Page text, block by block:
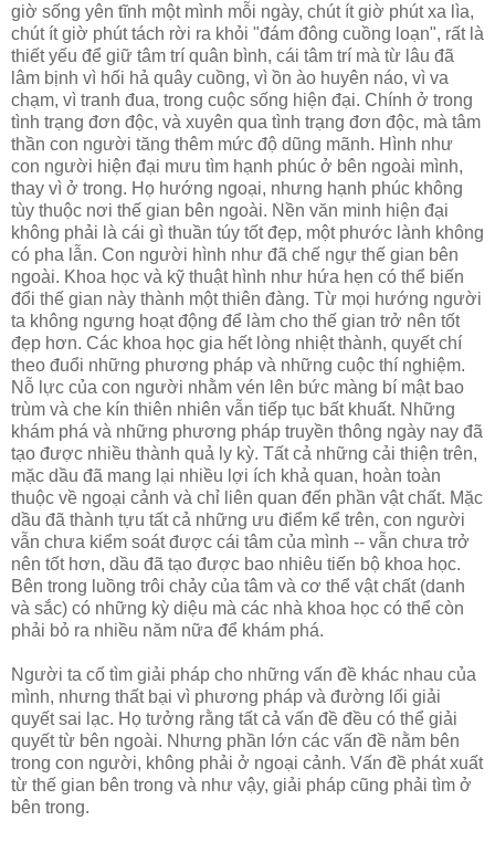
giờ sống yên tĩnh một mình mỗi ngày, chút ít giờ phút xa lìa,
chút ít giờ phút tách rời ra khỏi "đám đông cuồng loạn", rất là
thiết yếu để giữ tâm trí quân bình, cái tâm trí mà từ lâu đã
lâm bịnh vì hối hả quây cuồng, vì ồn ào huyên náo, vì va
chạm, vì tranh đua, trong cuộc sống hiện đại. Chính ở trong
tình trạng đơn độc, và xuyên qua tình trạng đơn độc, mà tâm
thần con người tăng thêm mức độ dũng mãnh. Hình như
con người hiện đại mưu tìm hạnh phúc ở bên ngoài mình,
thay vì ở trong. Họ hướng ngoại, nhưng hạnh phúc không
tùy thuộc nơi thế gian bên ngoài. Nền văn minh hiện đại
không phải là cái gì thuần túy tốt đẹp, một phước lành không
có pha lẫn. Con người hình như đã chế ngự thế gian bên
ngoài. Khoa học và kỹ thuật hình như hứa hẹn có thể biến
đổi thế gian này thành một thiên đàng. Từ mọi hướng người
ta không ngưng hoạt động để làm cho thế gian trở nên tốt
đẹp hơn. Các khoa học gia hết lòng nhiệt thành, quyết chí
theo đuổi những phương pháp và những cuộc thí nghiệm.
Nỗ lực của con người nhằm vén lên bức màng bí mật bao
trùm và che kín thiên nhiên vẫn tiếp tục bất khuất. Những
khám phá và những phương pháp truyền thông ngày nay đã
tạo được nhiều thành quả ly kỳ. Tất cả những cải thiện trên,
mặc dầu đã mang lại nhiều lợi ích khả quan, hoàn toàn
thuộc về ngoại cảnh và chỉ liên quan đến phần vật chất. Mặc
dầu đã thành tựu tất cả những ưu điểm kể trên, con người
vẫn chưa kiểm soát được cái tâm của mình -- vẫn chưa trở
nên tốt hơn, dầu đã tạo được bao nhiêu tiến bộ khoa học.
Bên trong luồng trôi chảy của tâm và cơ thể vật chất (danh
và sắc) có những kỳ diệu mà các nhà khoa học có thể còn
phải bỏ ra nhiều năm nữa để khám phá.
Người ta cố tìm giải pháp cho những vấn đề khác nhau của
mình, nhưng thất bại vì phương pháp và đường lối giải
quyết sai lạc. Họ tưởng rằng tất cả vấn đề đều có thể giải
quyết từ bên ngoài. Nhưng phần lớn các vấn đề nằm bên
trong con người, không phải ở ngoại cảnh. Vấn đề phát xuất
từ thế gian bên trong và như vậy, giải pháp cũng phải tìm ở
bên trong.